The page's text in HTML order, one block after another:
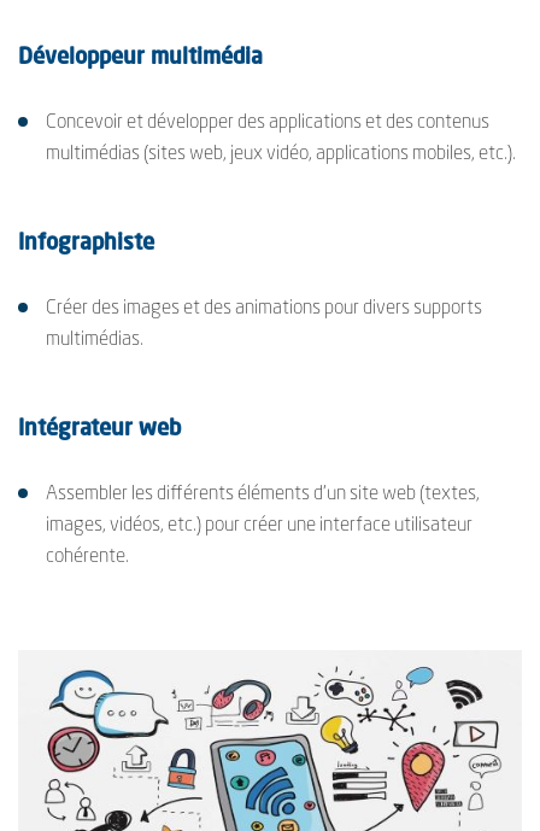
Développeur multimédia
Concevoir et développer des applications et des contenus
multimédias (sites web, jeux vidéo, applications mobiles, etc.).
Infographiste
Créer des images et des animations pour divers supports
multimédias.
Intégrateur web
Assembler les différents éléments d'un site web (textes,
images, vidéos, etc.) pour créer une interface utilisateur
cohérente.